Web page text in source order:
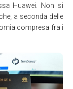
Huawei. Non si
a seconda delle
compresa fra i